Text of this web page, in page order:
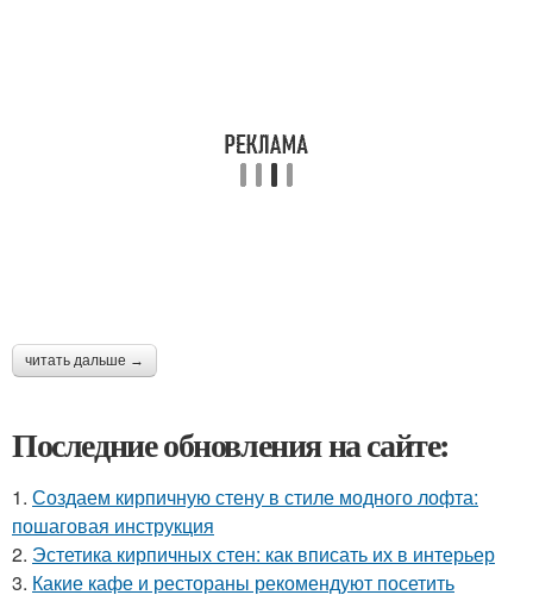
читать дальше →
Последние обновления на сайте:
1. Создаем кирпичную стену в стиле модного лофта:
пошаговая инструкция
2. Эстетика кирпичных стен: как вписать их в интерьер
3. Какие кафе и рестораны рекомендуют посетить